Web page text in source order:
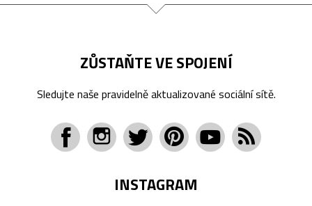
ZŮSTAŇTE VE SPOJENÍ
Sledujte naše pravidelně aktualizované sociální sítě.
INSTAGRAM